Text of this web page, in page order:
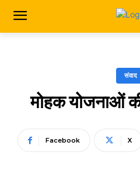
संवाद
मोहक योजनाओं
Facebook X